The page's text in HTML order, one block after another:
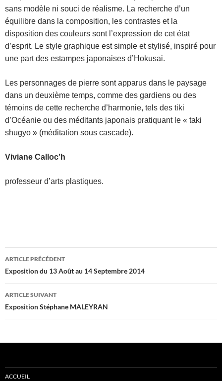
sans modèle ni souci de réalisme. La recherche d’un
équilibre dans la composition, les contrastes et la
disposition des couleurs sont l’expression de cet état
d’esprit. Le style graphique est simple et stylisé, inspiré pour
une part des estampes japonaises d’Hokusai.
Les personnages de pierre sont apparus dans le paysage
dans un deuxième temps, comme des gardiens ou des
témoins de cette recherche d’harmonie, tels des tiki
d’Océanie ou des méditants japonais pratiquant le « taki
shugyo » (méditation sous cascade).
Viviane Calloc’h
professeur d’arts plastiques.
Navigation
des
articles
ARTICLE PRÉCÉDENT
Exposition du 13 Août au 14 Septembre 2014
ARTICLE SUIVANT
Exposition Stéphane MALEYRAN
ACCUEIL